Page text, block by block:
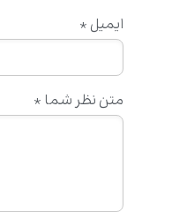
متن نظر شما *
ایمیل *